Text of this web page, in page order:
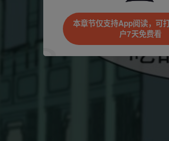
本章节仅支持App阅读，可
户7天免费看